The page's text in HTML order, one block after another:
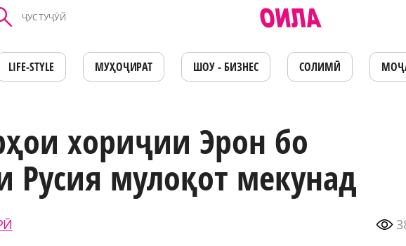
LIFE-STYLE МУҲОҶИРАТ ШОУ - БИЗНЕС СОЛИМӢ
хориҷии Эрон бо
Русия мулоқот мекунад